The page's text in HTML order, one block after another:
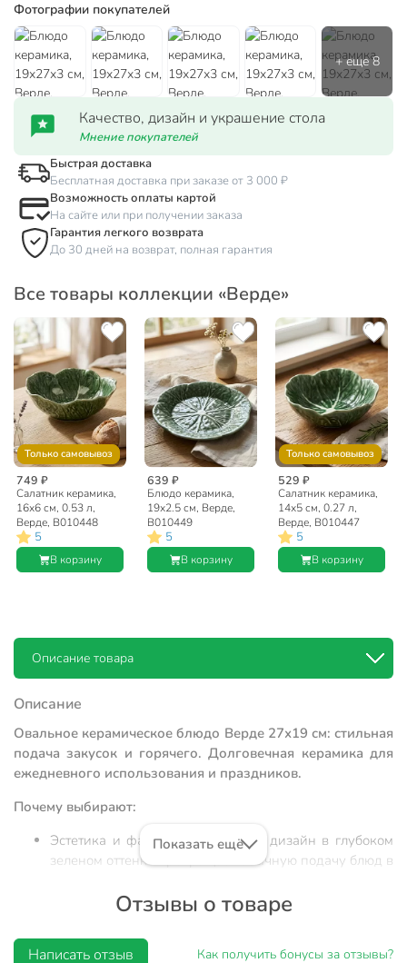
Фотографии покупателей
Качество, дизайн и украшение стола
Мнение покупателей
Быстрая доставка
Бесплатная доставка при заказе от 3 000 ₽
Возможность оплаты картой
На сайте или при получении заказа
Гарантия легкого возврата
До 30 дней на возврат, полная гарантия
Все товары коллекции «Верде»
Только самовывоз
749 ₽
Салатник керамика,
16х6 см, 0.53 л,
Верде, B010448
5
В корзину
639 ₽
Блюдо керамика,
19х2.5 см, Верде,
B010449
5
В корзину
Только самовывоз
529 ₽
Салатник керамика,
14х5 см, 0.27 л,
Верде, B010447
5
В корзину
Описание товара
Описание
Овальное керамическое блюдо Верде 27х19 см: стильная
подача закусок и горячего. Долговечная керамика для
ежедневного использования и праздников.
Почему выбирают:
Эстетика и фактура: рельефный дизайн в глубоком
зеленом оттенке превращает обычную подачу блюд в
Практичность материалов: высокопрочная керамика
использовать блюдо для подачи горячего мяса или
Показать ещё
Отзывы о товаре
Написать отзыв Как получить бонусы за отзывы?